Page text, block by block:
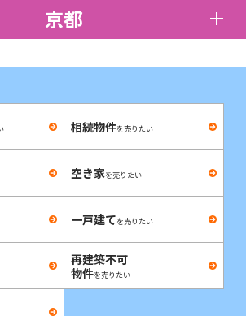
京都
相続物件を売りたい
空き家を売りたい
一戸建てを売りたい
再建築不可
物件を売りたい